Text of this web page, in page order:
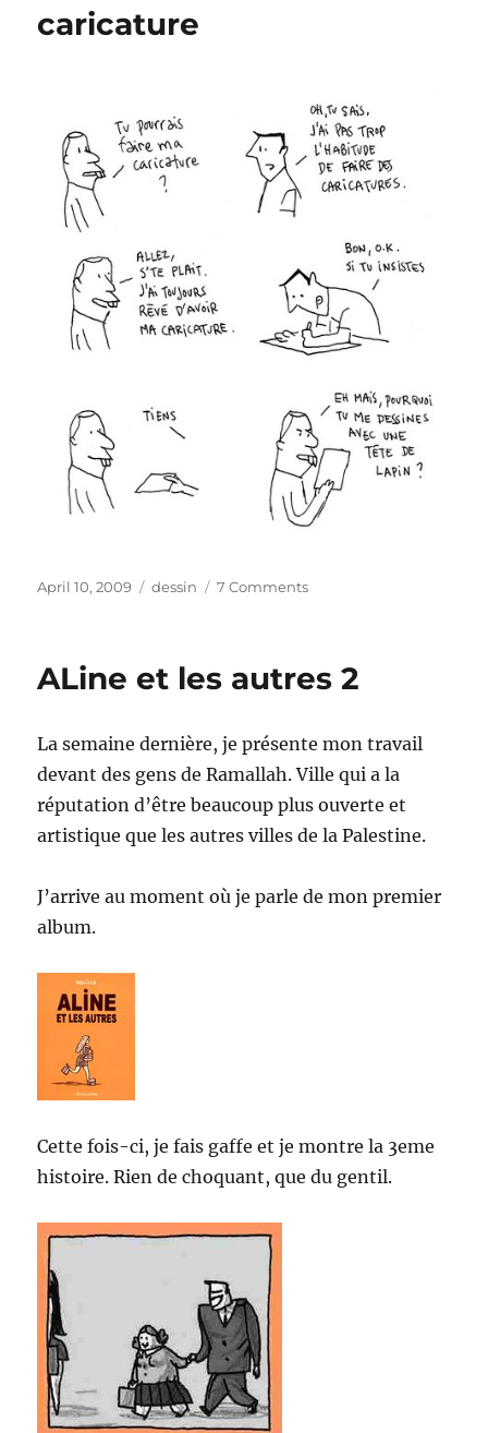
caricature
Posted
April 10, 2009 Categories
dessin 7 Commentson
ALine et les autres 2
La semaine dernière, je présente mon travail
devant des gens de Ramallah. Ville qui a la
réputation d’être beaucoup plus ouverte et
artistique que les autres villes de la Palestine.
J’arrive au moment où je parle de mon premier
album.
Cette fois-ci, je fais gaffe et je montre la 3eme
histoire. Rien de choquant, que du gentil.